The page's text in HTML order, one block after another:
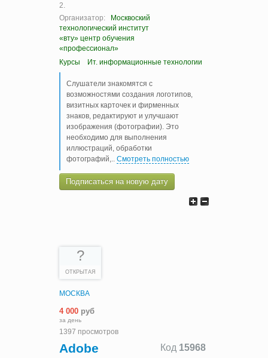
2.
Организатор:
Москвоский
технологический институт
«вту» центр обучения
«профессионал»
Курсы
Ит. информационные технологии
Слушатели знакомятся с
возможностями создания логотипов,
визитных карточек и фирменных
знаков, редактируют и улучшают
изображения (фотографии). Это
необходимо для выполнения
иллюстраций, обработки
фотографий,
Смотреть полностью
Подписаться на новую дату
?
ОТКРЫТАЯ
МОСКВА
4 000 руб
за день
1397 просмотров
Код 15968
Adobe